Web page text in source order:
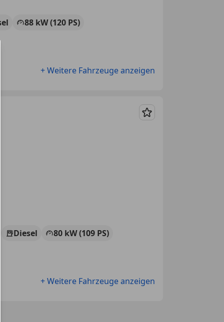
88 kW (120 PS)
+ Weitere Fahrzeuge anzeigen
Merken
Diesel
80 kW (109 PS)
+ Weitere Fahrzeuge anzeigen